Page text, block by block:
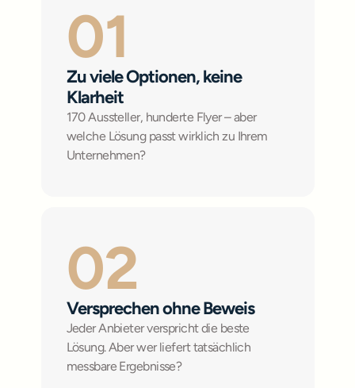
01
Zu viele Optionen, keine
Klarheit
170 Aussteller, hunderte Flyer – aber
welche Lösung passt wirklich zu Ihrem
Unternehmen?
02
Versprechen ohne Beweis
Jeder Anbieter verspricht die beste
Lösung. Aber wer liefert tatsächlich
messbare Ergebnisse?